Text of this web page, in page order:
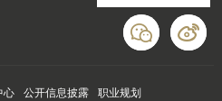
心 公开信息披露 职业规划